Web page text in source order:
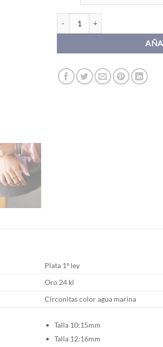
Plata 1ª ley
Oro 24 kl
Circonitas color agua marina
Talla 10:15mm
Talla 12:16mm